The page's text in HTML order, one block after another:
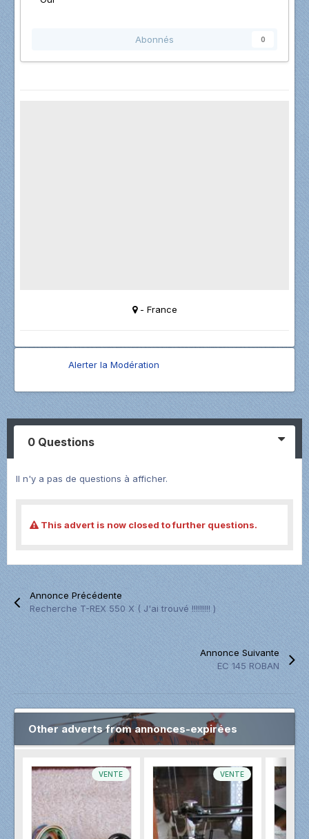
Abonnés 0
- France
Alerter la Modération
0 Questions
Il n'y a pas de questions à afficher.
This advert is now closed to further questions.
Annonce Précédente
Recherche T-REX 550 X ( J'ai trouvé !!!!!!!!! )
Annonce Suivante
EC 145 ROBAN
Other adverts from annonces-expirées
VENTE VENTE